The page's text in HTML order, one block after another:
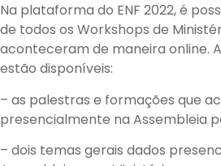
Na plataforma do ENF 2022, é
de todos os Workshops de
aconteceram de maneira online.
estão disponíveis:
– as palestras e formações que
presencialmente na Assembleia
– dois temas gerais dados